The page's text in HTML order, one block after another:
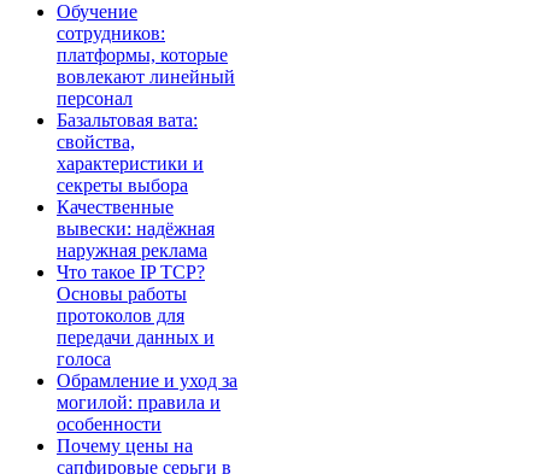
Обучение
сотрудников:
платформы, которые
вовлекают линейный
персонал
Базальтовая вата:
свойства,
характеристики и
секреты выбора
Качественные
вывески: надёжная
наружная реклама
Что такое IP TCP?
Основы работы
протоколов для
передачи данных и
голоса
Обрамление и уход за
могилой: правила и
особенности
Почему цены на
сапфировые серьги в